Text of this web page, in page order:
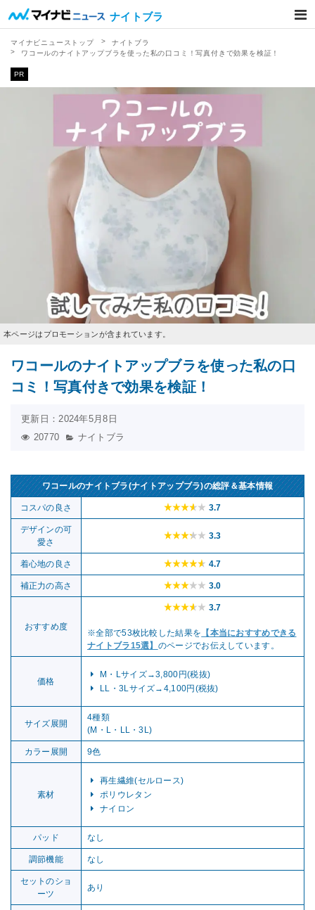
ナイトブラ
マイナビニューストップ
ナイトブラ
ワコールのナイトアップブラを使った私の口コミ！写真付きで効果を検証！
PR
本ページはプロモーションが含まれています。
ワコールのナイトアップブラを使った私の口
コミ！写真付きで効果を検証！
更新日：2024年5月8日
20770
ナイトブラ
ワコールのナイトブラ(ナイトアップブラ)の総評＆基本情報
コスパの良さ 3.7
デザインの可
愛さ
3.3
着心地の良さ 4.7
補正力の高さ 3.0
おすすめ度
3.7
※全部で53枚比較した結果を 【本当におすすめできる
ナイトブラ15選】 のページでお伝えしています。
価格
M・Lサイズ→3,800円(税抜)
LL・3Lサイズ→4,100円(税抜)
サイズ展開
4種類
(M・L・LL・3L)
カラー展開 9色
素材
再生繊維(セルロース)
ポリウレタン
ナイロン
パッド なし
調節機能 なし
セットのショ
ーツ
あり